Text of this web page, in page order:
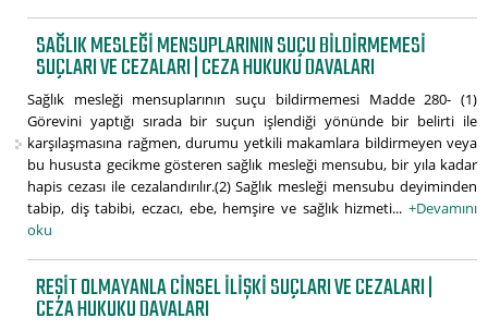
SAĞLIK MESLEĞI MENSUPLARININ SUÇU BILDIRMEMESI
SUÇLARI VE CEZALARI | CEZA HUKUKU DAVALARI
Sağlık mesleği mensuplarının suçu bildirmemesi Madde 280- (1)
Görevini yaptığı sırada bir suçun işlendiği yönünde bir belirti ile
karşılaşmasına rağmen, durumu yetkili makamlara bildirmeyen veya
bu hususta gecikme gösteren sağlık mesleği mensubu, bir yıla kadar
hapis cezası ile cezalandırılır.(2) Sağlık mesleği mensubu deyiminden
tabip, diş tabibi, eczacı, ebe, hemşire ve sağlık hizmeti... +Devamını
oku
REŞIT OLMAYANLA CINSEL ILIŞKI SUÇLARI VE CEZALARI |
CEZA HUKUKU DAVALARI